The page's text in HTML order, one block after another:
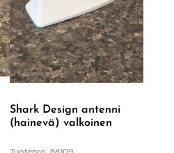
Shark Design antenni
(hainevä) valkoinen